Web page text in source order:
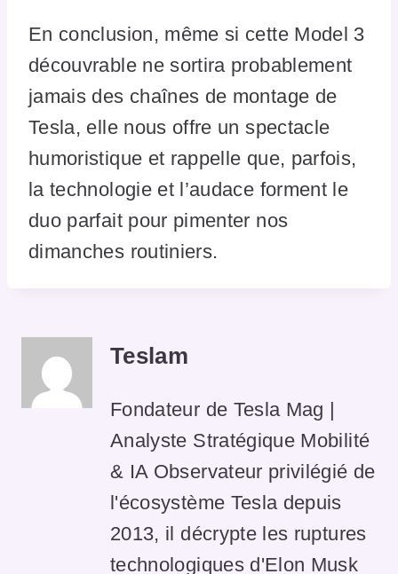
En conclusion, même si cette Model 3
découvrable ne sortira probablement
jamais des chaînes de montage de
Tesla, elle nous offre un spectacle
humoristique et rappelle que, parfois,
la technologie et l’audace forment le
duo parfait pour pimenter nos
dimanches routiniers.
Teslam
Fondateur de Tesla Mag |
Analyste Stratégique Mobilité
& IA Observateur privilégié de
l'écosystème Tesla depuis
2013, il décrypte les ruptures
technologiques d'Elon Musk